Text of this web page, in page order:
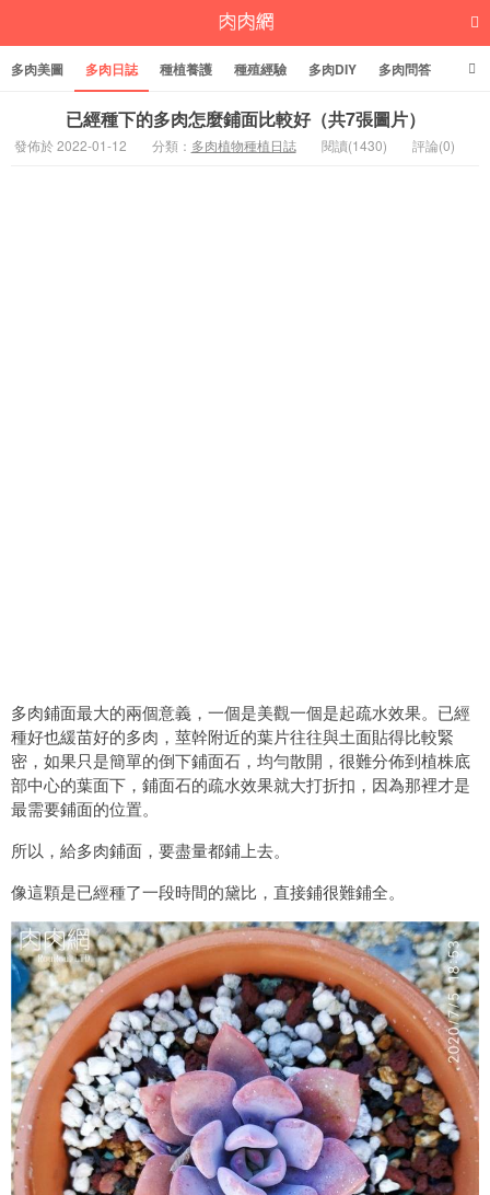
多肉美圖 多肉日誌 種植養護 種殖經驗 多肉DIY 多肉問答
多肉標籤
已經種下的多肉怎麼鋪面比較好（共7張圖片）
發佈於 2022-01-12 分類： 多肉植物種植日誌 閱讀(1430) 評論(0)
多肉鋪面最大的兩個意義，一個是美觀一個是起疏水效果。已經
種好也緩苗好的多肉，莖幹附近的葉片往往與土面貼得比較緊
密，如果只是簡單的倒下鋪面石，均勻散開，很難分佈到植株底
部中心的葉面下，鋪面石的疏水效果就大打折扣，因為那裡才是
最需要鋪面的位置。
所以，給多肉鋪面，要盡量都鋪上去。
像這顆是已經種了一段時間的黛比，直接鋪很難鋪全。